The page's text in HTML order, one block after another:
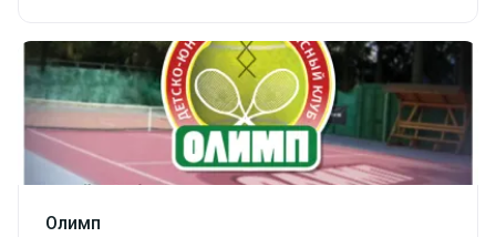
Олимп